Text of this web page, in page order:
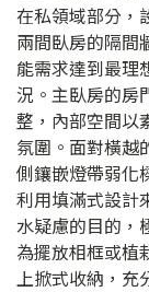
在私領域部分，
兩間臥房的隔間
能需求達到最理
況。主臥房的房
整，內部空間以
氛圍。面對橫越
側鑲嵌燈帶弱化
利用填滿式設計
水疑慮的目的，
為擺放相框或植
上掀式收納，充